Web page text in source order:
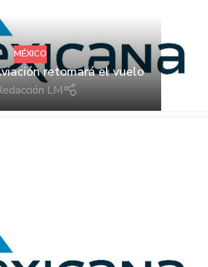
MÉXICO
retomará el vuelo
LM